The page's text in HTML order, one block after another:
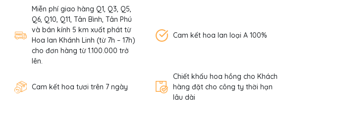
Miễn phí giao hàng Q1, Q3, Q5,
Q6, Q10, Q11, Tân Bình, Tân Phú
và bán kính 5 km xuất phát từ
Hoa lan Khánh Linh (từ 7h – 17h)
cho đơn hàng từ 1.100.000 trở
lên.
Cam kết hoa lan loại A 100%
Cam kết hoa tươi trên 7 ngày
Chiết khấu hoa hồng cho Khách
hàng đặt cho công ty thời hạn
lâu dài